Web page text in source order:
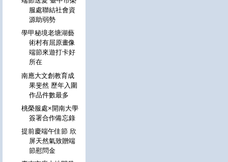
服處聯結社會資
源助弱勢
學甲秘境老塘湖藝
術村有屈原畫像
端節來遊打卡好
所在
南應大文創教育成
果斐然 歷年入圍
作品件數最多
桃榮服處×開南大學
簽署合作備忘錄
提前慶端午佳節 欣
屏天然氣致贈端
節慰問金